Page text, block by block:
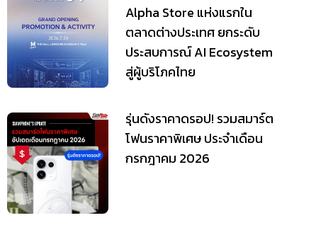
Alpha Store แห่งแรกใน
ตลาดต่างประเทศ ยกระดับ
ประสบการณ์ AI Ecosystem
สู่ผู้บริโภคไทย
รุ่นดังราคาดรอป! รวมสมาร์ต
โฟนราคาพิเศษ ประจำเดือน
กรกฎาคม 2026